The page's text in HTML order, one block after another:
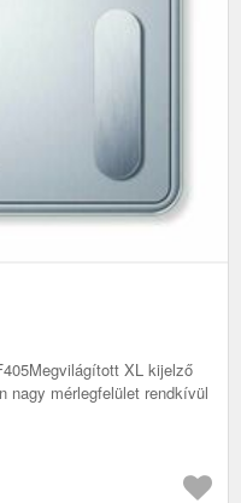
XL kijelző
nagy mérlegfelület rendkívül